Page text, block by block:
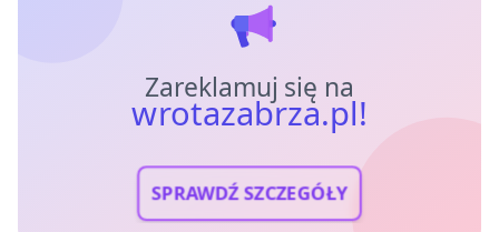
Zareklamuj się na
wrotazabrza.pl!
SPRAWDŹ SZCZEGÓŁY